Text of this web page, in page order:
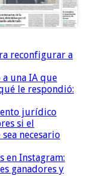
reconfigurar a
una IA que
le respondió:
jurídico
si el
necesario
en Instagram:
ganadores y